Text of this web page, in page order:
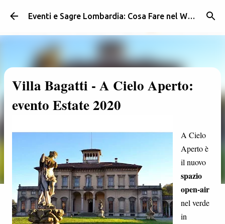
Passa ai contenuti principali Eventi e Sagre Lombardia: Cosa Fare nel Weekend | Weekendidea
Villa Bagatti - A Cielo Aperto:
evento Estate 2020
A Cielo
Aperto è
il nuovo
spazio
open-air
nel verde
in